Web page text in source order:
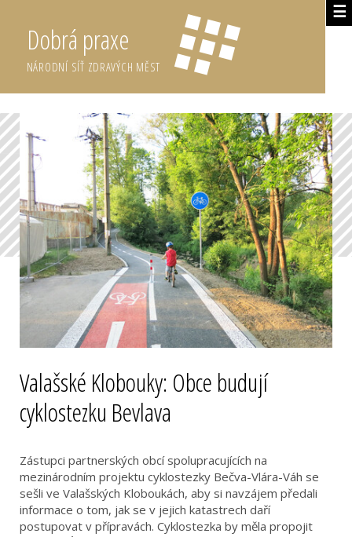
☰
Dobrá praxe
NÁRODNÍ SÍŤ ZDRAVÝCH MĚST
Valašské Klobouky: Obce budují
cyklostezku Bevlava
Zástupci partnerských obcí spolupracujících na
mezinárodním projektu cyklostezky Bečva-Vlára-Váh se
sešli ve Valašských Kloboukách, aby si navzájem předali
informace o tom, jak se v jejich katastrech daří
postupovat v přípravách. Cyklostezka by měla propojit